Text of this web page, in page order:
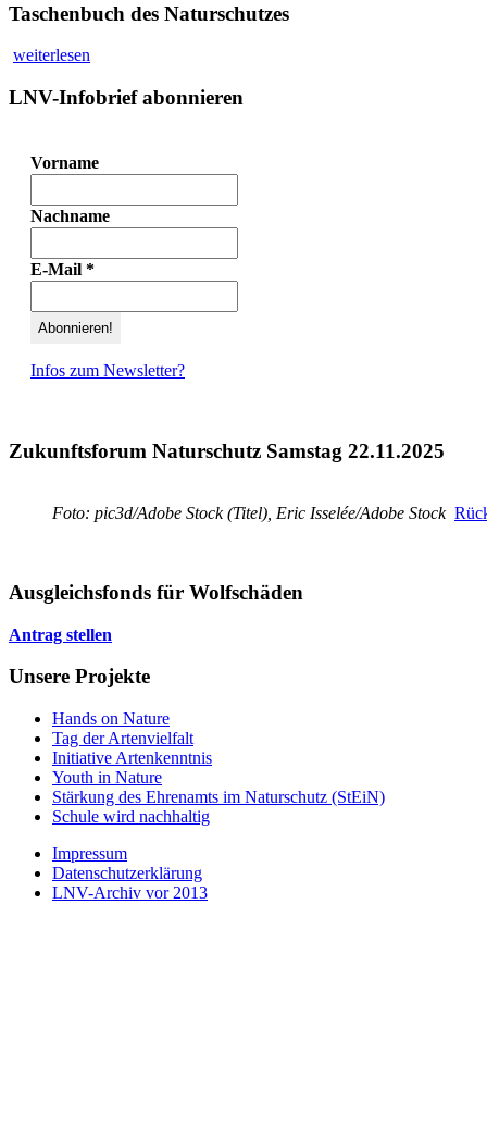
Taschenbuch des Naturschutzes
weiterlesen
LNV-Infobrief abonnieren
Vorname
Nachname
E-Mail *
Infos zum Newsletter?
Zukunftsforum Naturschutz Samstag 22.11.2025
Foto: pic3d/Adobe Stock (Titel), Eric Isselée/Adobe Stock
Ausgleichsfonds für Wolfschäden
Antrag stellen
Unsere Projekte
Hands on Nature
Tag der Artenvielfalt
Initiative Artenkenntnis
Youth in Nature
Stärkung des Ehrenamts im Naturschutz (StEiN)
Schule wird nachhaltig
Impressum
Datenschutzerklärung
LNV-Archiv vor 2013